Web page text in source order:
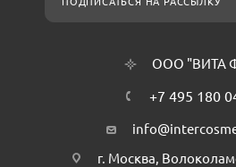
ООО "ВИТА
+7 495 180
г. Москва,